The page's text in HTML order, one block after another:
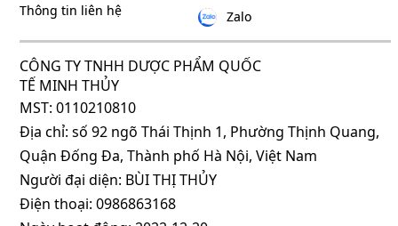
Thông tin liên hệ
Zalo
CÔNG TY TNHH DƯỢC PHẨM QUỐC
TẾ MINH THỦY
MST: 0110210810
Địa chỉ: số 92 ngõ Thái Thịnh 1, Phường Thịnh Quang,
Quận Đống Đa, Thành phố Hà Nội, Việt Nam
Người đại diện: BÙI THỊ THỦY
Điện thoại: 0986863168